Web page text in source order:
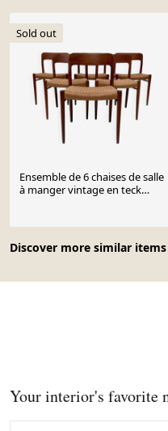
Discover more similar items
Sold out
Ensemble de 6 chaises de salle
à manger vintage en teck
Your interior's favorite